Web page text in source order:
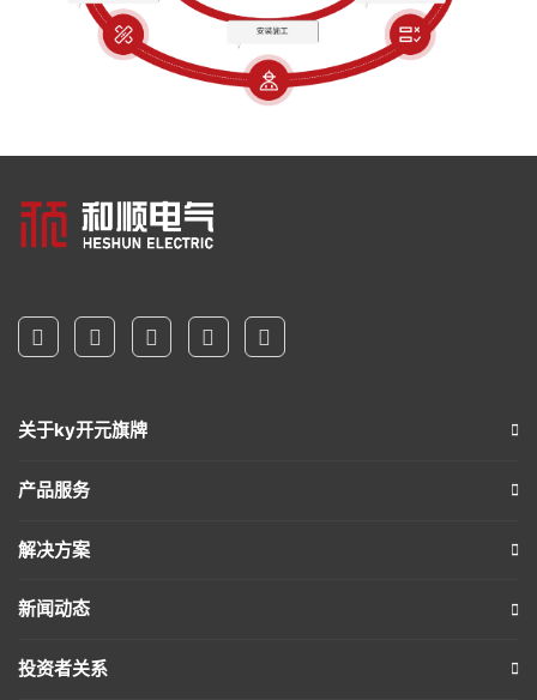
关于ky开元旗牌
产品服务
解决方案
新闻动态
投资者关系